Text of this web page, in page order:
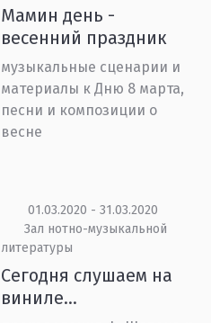
Мамин день -
весенний праздник
музыкальные сценарии и
материалы к Дню 8 марта,
песни и композиции о
весне
01.03.2020 - 31.03.2020
Зал нотно-музыкальной
литературы
Сегодня слушаем на
виниле…